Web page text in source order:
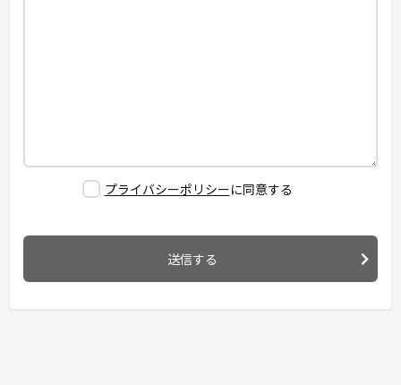
プライバシーポリシーに同意する
送信する